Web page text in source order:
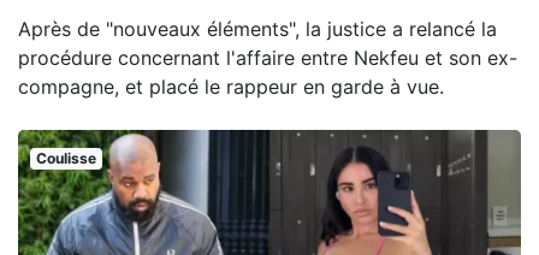
Après de "nouveaux éléments", la justice a relancé la
procédure concernant l'affaire entre Nekfeu et son ex-
compagne, et placé le rappeur en garde à vue.
Coulisse